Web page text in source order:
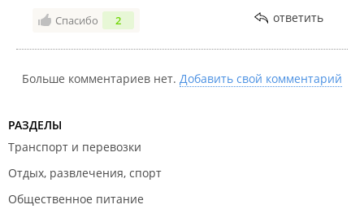
С потолка часто что-то течет. Вода в бассейне в
холодное время года мягко говоря некомфортной
на контроль.
Кроме того, рядом со зданием имеется около 15
парковочных мест, которые постоянно заняты из-за
высадить детей недалеко от входа проблематично.
На территории парковки внушительные ямы.
Спасибо 2 ответить
Больше комментариев нет. Добавить свой комментарий
РАЗДЕЛЫ
Транспорт и перевозки
Отдых, развлечения, спорт
Общественное питание